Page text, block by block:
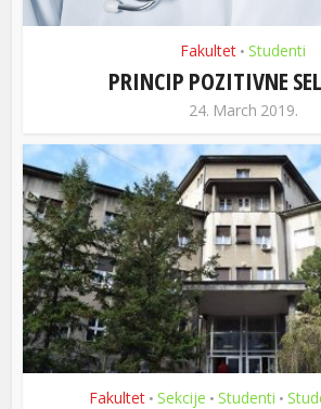
Fakultet • Studenti
PRINCIP POZITIVNE
24. March 2019.
Fakultet • Sekcije • Studenti •